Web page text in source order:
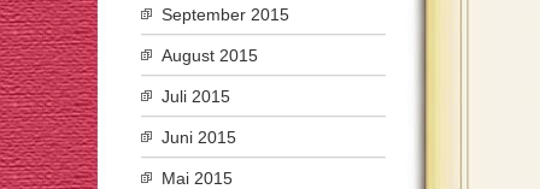
September 2015
August 2015
Juli 2015
Juni 2015
Mai 2015